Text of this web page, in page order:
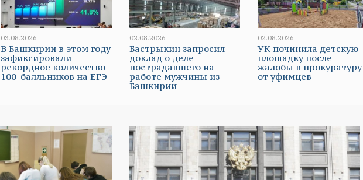
03.08.2026
В Башкирии в этом году
зафиксировали
рекордное количество
100-балльников на ЕГЭ
02.08.2026
Бастрыкин запросил
доклад о деле
пострадавшего на
работе мужчины из
Башкирии
02.08.2026
УК починила детскую
площадку после
жалобы в прокуратуру
от уфимцев